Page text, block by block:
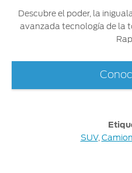
Descubre el poder, la
avanzada tecnología de la
SUV,